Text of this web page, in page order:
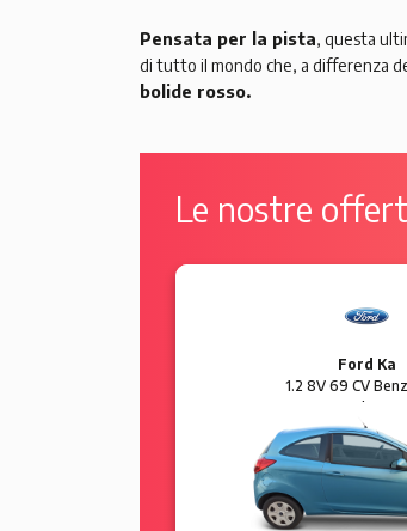
Pensata per la pista, questa
di tutto il mondo che, a differenza
bolide rosso.
Le nostre
Ford Ka
1.2 8V 69 CV
Plus